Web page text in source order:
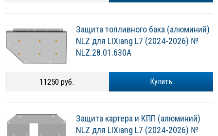
Защита топливного бака (алюминий)
NLZ для LIXiang L7 (2024-2026) №
NLZ.28.01.630A
Купить
11250 руб.
Защита картера и КПП (алюминий)
NLZ для LIXiang L7 (2024-2026) №